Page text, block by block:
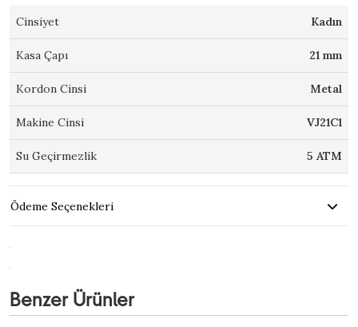
Cinsiyet Kadın
Kasa Çapı 21 mm
Kordon Cinsi Metal
Makine Cinsi VJ21C1
Su Geçirmezlik 5 ATM
Ödeme Seçenekleri
Benzer Ürünler